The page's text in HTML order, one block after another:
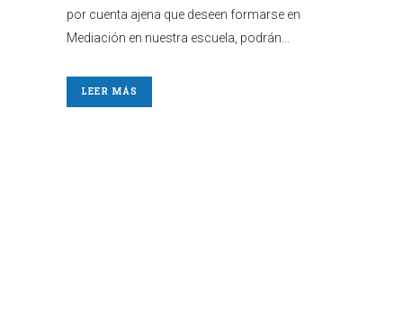
por cuenta ajena que deseen formarse en
Mediación en nuestra escuela, podrán...
LEER MÁS